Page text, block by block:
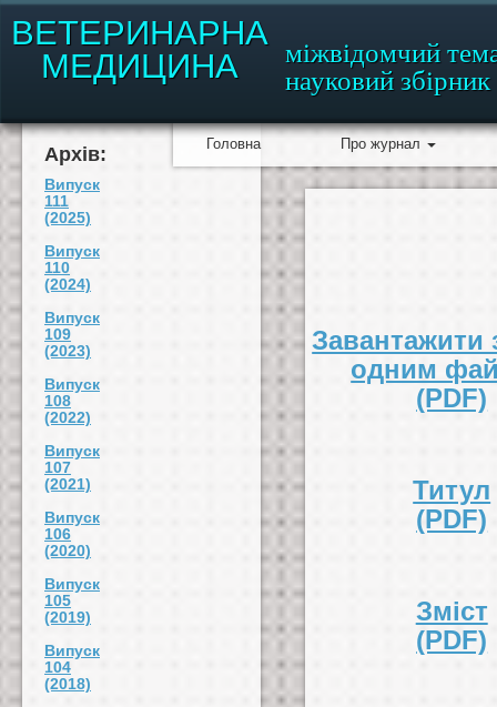
ВЕТЕРИНАРНА
МЕДИЦИНА
міжвідомчий
науковий збірник
Архів:
Випуск
111
(2025)
Випуск
110
(2024)
Випуск
109
(2023)
Випуск
108
(2022)
Випуск
107
(2021)
Випуск
106
(2020)
Випуск
105
(2019)
Випуск
104
(2018)
Головна Про журнал
Завантажити
одним
(PDF)
Титул
(PDF)
Зміст
(PDF)